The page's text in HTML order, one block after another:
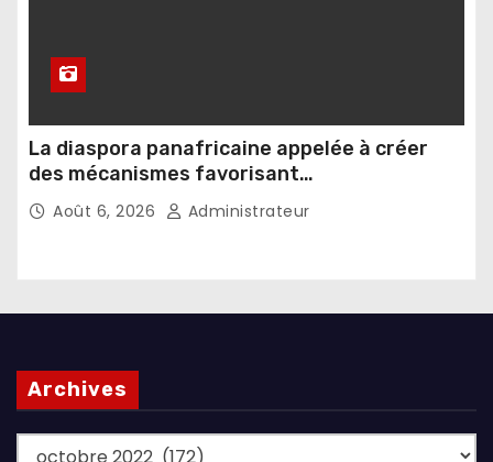
La diaspora panafricaine appelée à créer
des mécanismes favorisant
l’investissement dans les pays d’origine
Août 6, 2026 Administrateur
Archives
Archives